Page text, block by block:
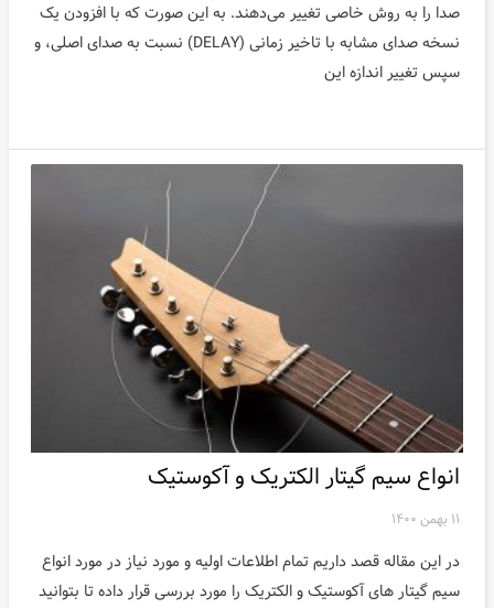
صدا را به روش خاصی تغییر می‌دهند. به این صورت که با افزودن یک
نسخه صدای مشابه با تاخیر زمانی (DELAY) نسبت به صدای اصلی، و
سپس تغییر اندازه این
انواع سیم گیتار الکتریک و آکوستیک
۱۱ بهمن ۱۴۰۰
در این مقاله قصد داریم تمام اطلاعات اولیه و مورد نیاز در مورد انواع
سیم گیتار های آکوستیک و الکتریک را مورد بررسی قرار داده تا بتوانید